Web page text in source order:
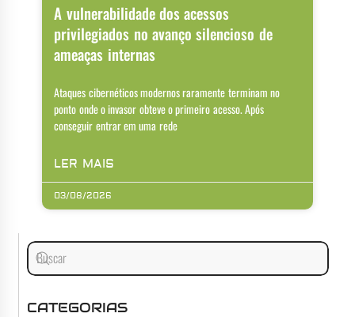
A vulnerabilidade dos acessos
privilegiados no avanço silencioso de
ameaças internas
Ataques cibernéticos modernos raramente terminam no
ponto onde o invasor obteve o primeiro acesso. Após
conseguir entrar em uma rede
LER MAIS
03/08/2026
CATEGORIAS